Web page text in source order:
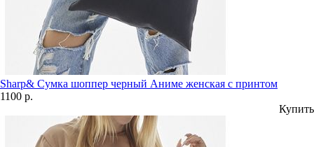
Sharp& Сумка шоппер черный Аниме женская с принтом
1100 р.
Купить